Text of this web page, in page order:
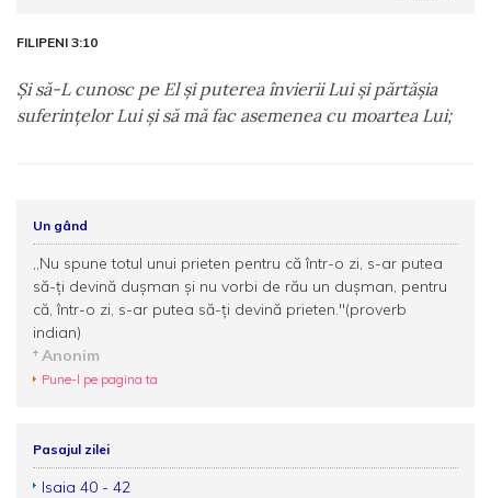
FILIPENI 3:10
Şi să-L cunosc pe El şi puterea învierii Lui şi părtăşia
suferinţelor Lui şi să mă fac asemenea cu moartea Lui;
Un gând
,,Nu spune totul unui prieten pentru că într-o zi, s-ar putea
să-ţi devină duşman şi nu vorbi de rău un duşman, pentru
că, într-o zi, s-ar putea să-ţi devină prieten."(proverb
indian)
Anonim
Pune-l pe pagina ta
Pasajul zilei
Isaia 40 - 42